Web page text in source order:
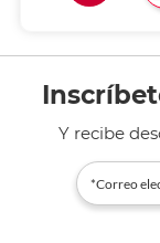
Y recibe